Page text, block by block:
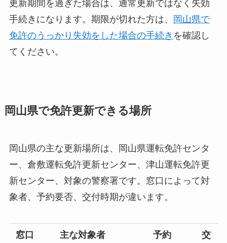
更新期間を過ぎた場合は、通常更新ではなく失効
手続きになります。期限が切れた方は、
岡山県で
免許のうっかり失効をした場合の手続き を確認し
てください。
岡山県で免許更新できる場所
岡山県の主な更新場所は、岡山県運転免許センタ
ー、倉敷運転免許更新センター、津山運転免許更
新センター、対象の警察署です。窓口によって対
象者、予約要否、交付時期が違います。
窓口 主な対象者 予約
交